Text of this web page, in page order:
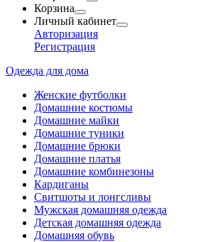
Корзина
Личный кабинет
Авторизация
Регистрация
Одежда для дома
Женские футболки
Домашние костюмы
Домашние майки
Домашние туники
Домашние брюки
Домашние платья
Домашние комбинезоны
Кардиганы
Свитшоты и лонгсливы
Мужская домашняя одежда
Детская домашняя одежда
Домашняя обувь